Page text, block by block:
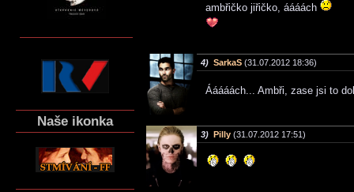
Naše ikonka
ambřičko jiřičko, áááách
4) SarkaS (31.07.2012 18:36)
Ááááách... Ambři, zase jsi to
3) Pilly (31.07.2012 17:51)